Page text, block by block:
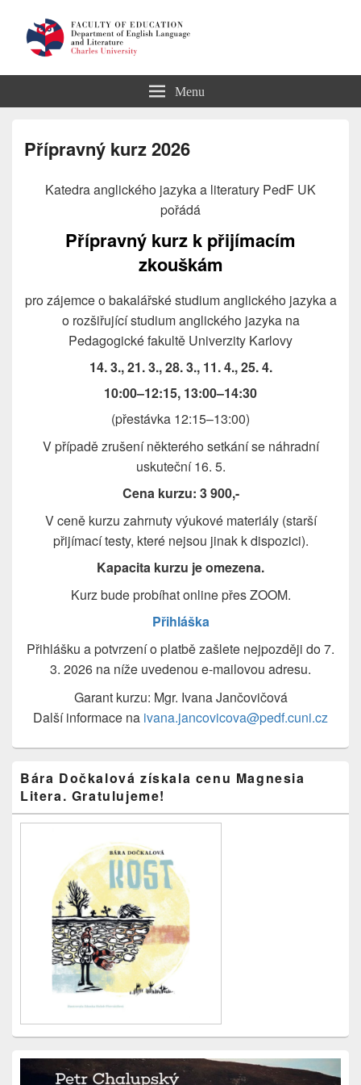
Department of English Language
and Literature
Menu
Přípravný kurz 2026
Katedra anglického jazyka a literatury PedF UK
pořádá
Přípravný kurz k přijímacím
zkouškám
pro zájemce o bakalářské studium anglického jazyka a
o rozšiřující studium anglického jazyka na
Pedagogické fakultě Univerzity Karlovy
14. 3., 21. 3., 28. 3., 11. 4., 25. 4.
10:00–12:15, 13:00–14:30
(přestávka 12:15–13:00)
V případě zrušení některého setkání se náhradní
uskuteční 16. 5.
Cena kurzu: 3 900,-
V ceně kurzu zahrnuty výukové materiály (starší
přijímací testy, které nejsou jinak k dispozici).
Kapacita kurzu je omezena.
Kurz bude probíhat online přes ZOOM.
Přihláška
Přihlášku a potvrzení o platbě zašlete nejpozději do 7.
3. 2026 na níže uvedenou e-mailovou adresu.
Garant kurzu: Mgr. Ivana Jančovičová
Další informace na ivana.jancovicova@pedf.cuni.cz
Sidebar
Widget
Area
Bára Dočkalová získala cenu Magnesia
Litera. Gratulujeme!